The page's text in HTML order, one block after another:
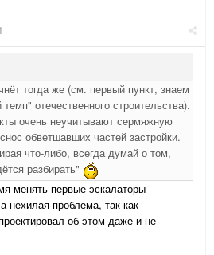
тогда же (см. первый пункт, знаем
отечественного строительства).
очень неучитывают сермяжную
обветшавших частей застройки.
что-либо, всегда думай о том,
разбирать"
менять первые эскалаторы
нехилая проблема, так как
об этом даже и не